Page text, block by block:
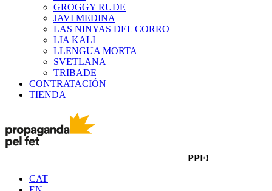
GROGGY RUDE
JAVI MEDINA
LAS NINYAS DEL CORRO
LIA KALI
LLENGUA MORTA
SVETLANA
TRIBADE
CONTRATACIÓN
TIENDA
PPF!
CAT